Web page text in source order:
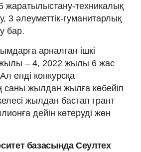
жаратылыстану-техникалық
3 әлеуметтік-гуманитарлық
бар.
арналган ішкі
– 4, 2022 жылы 6 жас
енді конкурсқа
жылдан жылға көбейіп
жылдан бастап грант
дейін көтеруді жөн
базасында Сеултех